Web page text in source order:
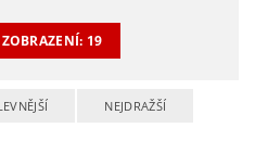
19
NEJDRAŽŠÍ